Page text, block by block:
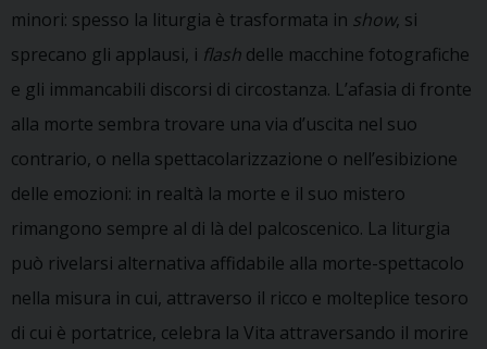
minori: spesso la liturgia è trasformata in show, si
sprecano gli applausi, i flash delle macchine fotografiche
e gli immancabili discorsi di circostanza. L’afasia di fronte
alla morte sembra trovare una via d’uscita nel suo
contrario, o nella spettacolarizzazione o nell’esibizione
delle emozioni: in realtà la morte e il suo mistero
rimangono sempre al di là del palcoscenico. La liturgia
può rivelarsi alternativa affidabile alla morte-spettacolo
nella misura in cui, attraverso il ricco e molteplice tesoro
di cui è portatrice, celebra la Vita attraversando il morire